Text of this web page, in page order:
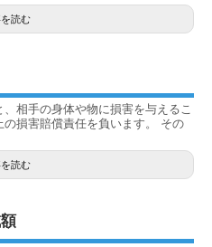
読む
相手の身体や物に損害を与えるこ
損害賠償責任を負います。 その
読む